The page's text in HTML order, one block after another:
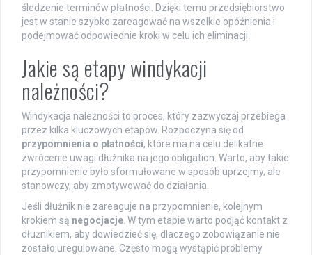
śledzenie terminów płatności. Dzięki temu przedsiębiorstwo
jest w stanie szybko zareagować na wszelkie opóźnienia i
podejmować odpowiednie kroki w celu ich eliminacji.
Jakie są etapy windykacji
należności?
Windykacja należności to proces, który zazwyczaj przebiega
przez kilka kluczowych etapów. Rozpoczyna się od
przypomnienia o płatności, które ma na celu delikatne
zwrócenie uwagi dłużnika na jego obligation. Warto, aby takie
przypomnienie było sformułowane w sposób uprzejmy, ale
stanowczy, aby zmotywować do działania.
Jeśli dłużnik nie zareaguje na przypomnienie, kolejnym
krokiem są negocjacje . W tym etapie warto podjąć kontakt z
dłużnikiem, aby dowiedzieć się, dlaczego zobowiązanie nie
zostało uregulowane. Często mogą wystąpić problemy